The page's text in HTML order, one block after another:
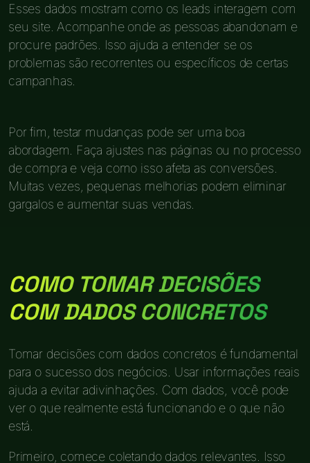
Esses dados mostram como os leads interagem com
seu site. Acompanhe onde as pessoas abandonam e
procure padrões. Isso ajuda a entender se os
problemas são recorrentes ou específicos de certas
campanhas.
Por fim, testar mudanças pode ser uma boa
abordagem. Faça ajustes nas páginas ou no processo
de compra e veja como isso afeta as conversões.
Muitas vezes, pequenas melhorias podem eliminar
gargalos e aumentar suas vendas.
COMO TOMAR DECISÕES
COM DADOS CONCRETOS
Tomar decisões com dados concretos é fundamental
para o sucesso dos negócios. Usar informações reais
ajuda a evitar adivinhações. Com dados, você pode
ver o que realmente está funcionando e o que não
está.
Primeiro, comece coletando dados relevantes. Isso